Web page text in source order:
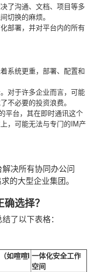
了沟通、文档、项目等多
切换的麻烦。
部署，并对平台内的所有
系统更重，部署、配置和
对于许多企业而言，可能
不必要的投资浪费。
平台，其在即时通讯这个
，可能无法与专门的IM产
决所有协同办公问
的大型企业集团。
选择？
了以下表格：
如喧喧I 一体化安全工作
空间